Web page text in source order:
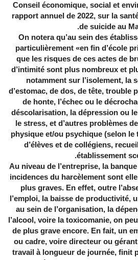
Conseil économique, social et
rapport annuel de 2022, sur la
de suicide au
.
-On notera qu’au sein des
particulièrement «en fin d’école
que les risques de ces actes de
d’intimité sont plus nombreux et
notamment sur l’isolement, la
d’estomac, de dos, de tête, trouble
de honte, l’échec ou le
déscolarisation, la dépression ou
le stress, et d’autres problèmes
physique et/ou psychique (selon le
d’élèves et de collégiens,
établissement
Au niveau de l’entreprise, la
incidences du harcèlement sont
plus graves. En effet, outre
l’emploi, la baisse de productivité,
au sein de l’organisation, la
l’alcool, voire la toxicomanie, on
de plus grave encore. En fait, un
ou cadre, voire directeur ou
travail à longueur de journée, finit